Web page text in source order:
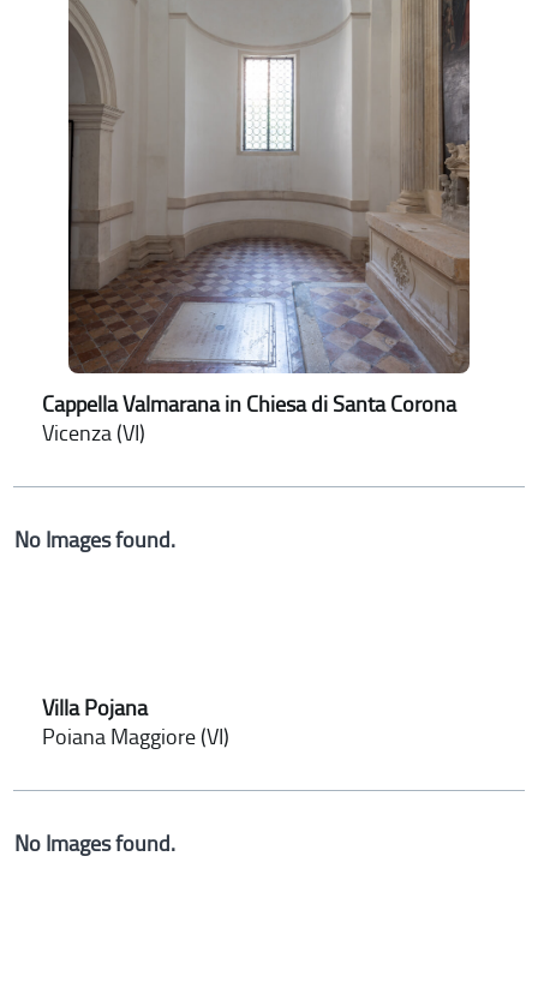
Cappella Valmarana in Chiesa di Santa Corona
Vicenza (VI)
No Images found.
Villa Pojana
Poiana Maggiore (VI)
No Images found.